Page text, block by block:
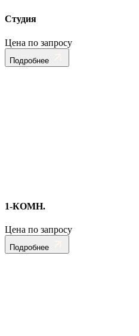
Студия
Цена по запросу
Подробнее
1-КОМН.
Цена по запросу
Подробнее